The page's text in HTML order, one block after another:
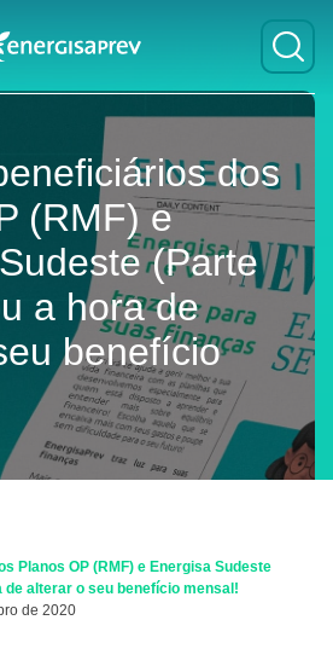
dos
(RMF) e
(Parte
a hora de
benefício
Planos OP (RMF) e Energisa Sudeste
de alterar o seu benefício mensal!
de 2020